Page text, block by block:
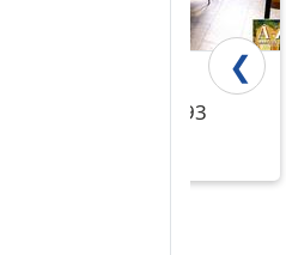
❮
Zimmerwohnung mit
Gernsbach 76593